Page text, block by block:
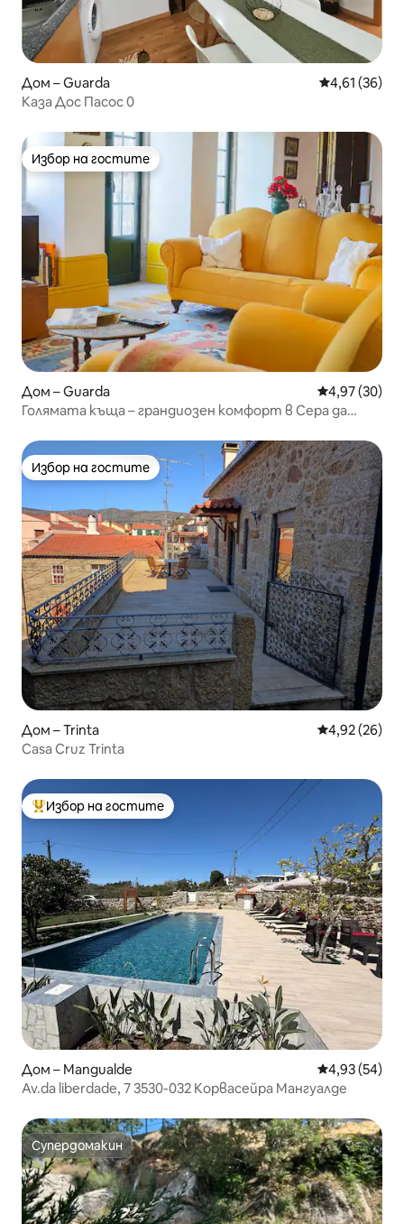
Дом – Guarda Средна
4,61 (36)
Каза Дос Пасос 0
Избор на гостите
Избор на гостите
Дом – Guarda Средна
4,97 (30)
Голямата къща – грандиозен комфорт в Сера да
Избор на гостите
Избор на гостите
Дом – Trinta Средна
4,92 (26)
Casa Cruz Trinta
Най-популярен избор на гостите
Избор на гостите
Дом – Mangualde Средна
4,93 (54)
Av.da liberdade, 7 3530-032 Корвасейра Мангуалде
Супердомакин
Супердомакин